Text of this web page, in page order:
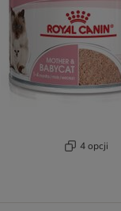
4 opcji